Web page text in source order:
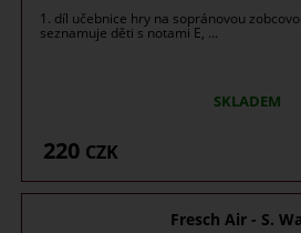
1. díl učebnice hry na sopránovou
seznamuje děti s notami E, ...
SKLADEM
220 CZK
Fresch Air - S.